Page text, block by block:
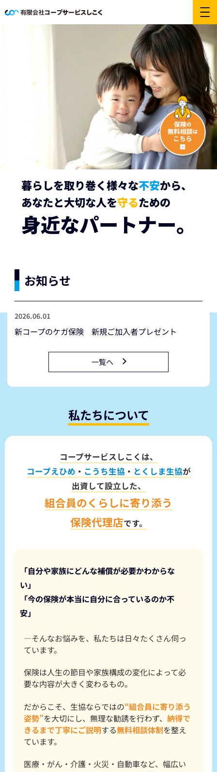
暮らしを取り巻く様々な不安から、
あなたと大切な人を守るための
身近なパートナー。
お知らせ
2026.06.01
新コープのケガ保険 新規ご加入者プレゼント
一覧へ
私たちについて
コープサービスしこくは、
コープえひめ ・ こうち生協 ・ とくしま生協が
出資して設立した、
組合員のくらしに寄り添う
保険代理店です。
「自分や家族にどんな補償が必要かわからな
い」
「今の保険が本当に自分に合っているのか不
安」
—そんなお悩みを、私たちは日々たくさん伺っ
ています。
保険は人生の節目や家族構成の変化によって必
要な内容が大きく変わるもの。
だからこそ、生協ならではの“組合員に寄り添う
姿勢”を大切にし、無理な勧誘を行わず、 納得で
きるまで丁寧にご説明する無料相談体制を整え
ています。
医療・がん・介護・火災・自動車など、幅広い